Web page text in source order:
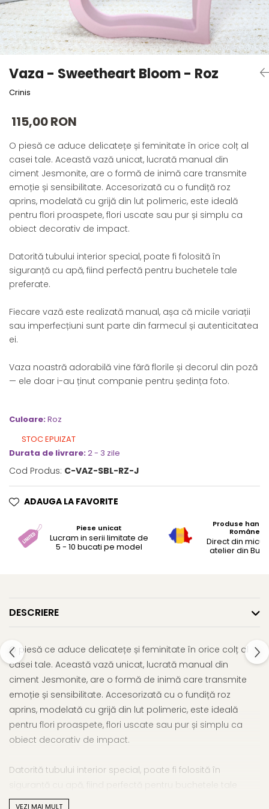
Friends
Fructe
Fundite
Monstera
Neon Collection
Pink Pastel
Second Breakfast
Tiny but Mighty
White Sensation
Vaza - Sweetheart Bloom - Roz
Crinis
115,00 RON
O piesă ce aduce delicatețe și feminitate în orice colț al
casei tale. Această vază unicat, lucrată manual din
ciment Jesmonite, are o formă de inimă care transmite
emoție și sensibilitate. Accesorizată cu o fundiță roz
aprins, modelată cu grijă din lut polimeric, este ideală
pentru flori proaspete, flori uscate sau pur și simplu ca
obiect decorativ de impact.
Datorită tubului interior special, poate fi folosită în
siguranță cu apă, fiind perfectă pentru buchetele tale
preferate.
Fiecare vază este realizată manual, așa că micile variații
sau imperfecțiuni sunt parte din farmecul și autenticitatea
ei.
Vaza noastră adorabilă vine fără florile și decorul din poză
— ele doar i-au ținut companie pentru ședința foto.
Culoare:Roz
STOC EPUIZAT
Durata de livrare:2 - 3 zile
Cod Produs: C-VAZ-SBL-RZ-J
ADAUGA LA FAVORITE
Piese unicat
Lucram in serii limitate de
5 - 10 bucati pe model
Produse
Românești
Direct din micul
atelier din
DESCRIERE
O piesă ce aduce delicatețe și feminitate în orice colț al
casei tale. Această vază unicat, lucrată manual din
ciment Jesmonite, are o formă de inimă care transmite
emoție și sensibilitate. Accesorizată cu o fundiță roz
aprins, modelată cu grijă din lut polimeric, este ideală
pentru flori proaspete, flori uscate sau pur și simplu ca
obiect decorativ de impact.
Datorită tubului interior special, poate fi folosită în
siguranță cu apă, fiind perfectă pentru buchetele tale
preferate.
VEZI MAI MULT